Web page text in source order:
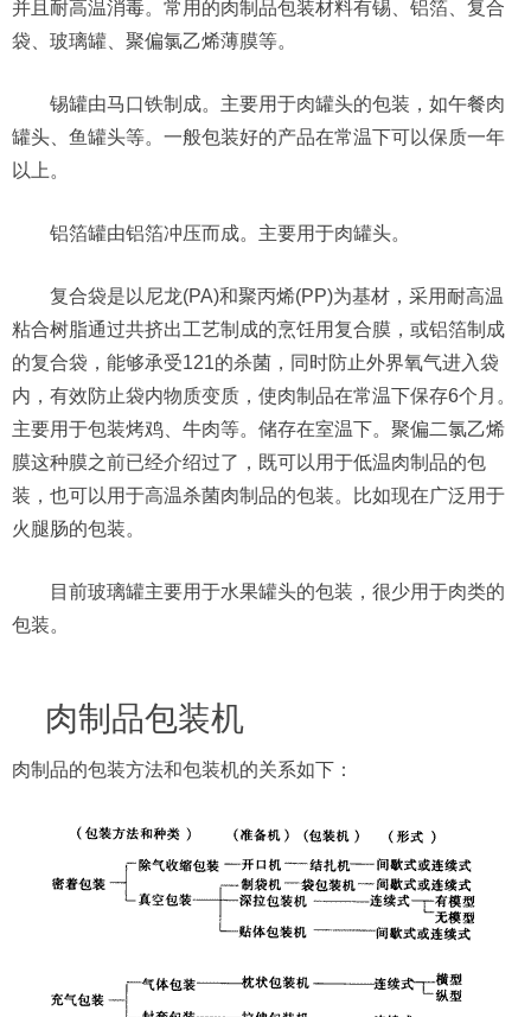
并且耐高温消毒。常用的肉制品包装材料有锡、铝箔、复合
袋、玻璃罐、聚偏氯乙烯薄膜等。
锡罐由马口铁制成。主要用于肉罐头的包装，如午餐肉
罐头、鱼罐头等。一般包装好的产品在常温下可以保质一年
以上。
铝箔罐由铝箔冲压而成。主要用于肉罐头。
复合袋是以尼龙(PA)和聚丙烯(PP)为基材，采用耐高温
粘合树脂通过共挤出工艺制成的烹饪用复合膜，或铝箔制成
的复合袋，能够承受121的杀菌，同时防止外界氧气进入袋
内，有效防止袋内物质变质，使肉制品在常温下保存6个月。
主要用于包装烤鸡、牛肉等。储存在室温下。聚偏二氯乙烯
膜这种膜之前已经介绍过了，既可以用于低温肉制品的包
装，也可以用于高温杀菌肉制品的包装。比如现在广泛用于
火腿肠的包装。
目前玻璃罐主要用于水果罐头的包装，很少用于肉类的
包装。
肉制品包装机
肉制品的包装方法和包装机的关系如下：